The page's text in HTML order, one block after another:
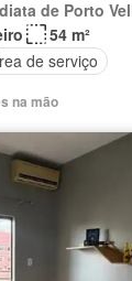
de Porto
54 m²
de serviço
na mão